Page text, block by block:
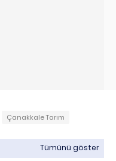
Çanakkale Tarım
Tümünü göster